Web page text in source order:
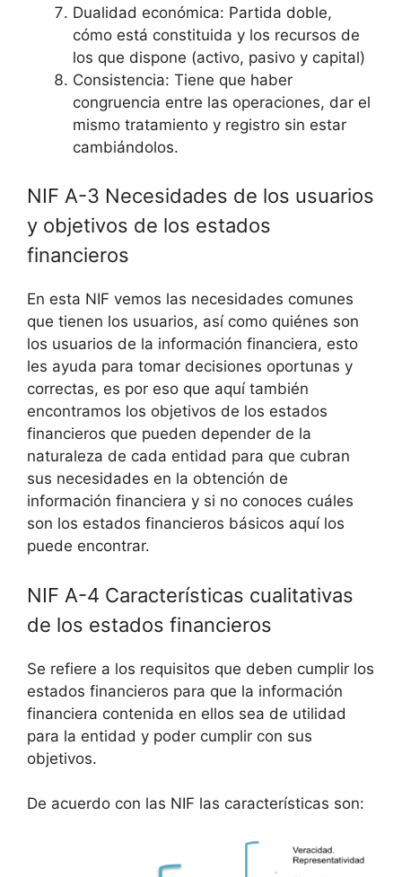
Dualidad económica: Partida doble,
cómo está constituida y los recursos de
los que dispone (activo, pasivo y capital)
Consistencia: Tiene que haber
congruencia entre las operaciones, dar el
mismo tratamiento y registro sin estar
cambiándolos.
NIF A-3 Necesidades de los usuarios
y objetivos de los estados
financieros
En esta NIF vemos las necesidades comunes
que tienen los usuarios, así como quiénes son
los usuarios de la información financiera, esto
les ayuda para tomar decisiones oportunas y
correctas, es por eso que aquí también
encontramos los objetivos de los estados
financieros que pueden depender de la
naturaleza de cada entidad para que cubran
sus necesidades en la obtención de
información financiera y si no conoces cuáles
son los estados financieros básicos aquí los
puede encontrar.
NIF A-4 Características cualitativas
de los estados financieros
Se refiere a los requisitos que deben cumplir los
estados financieros para que la información
financiera contenida en ellos sea de utilidad
para la entidad y poder cumplir con sus
objetivos.
De acuerdo con las NIF las características son: